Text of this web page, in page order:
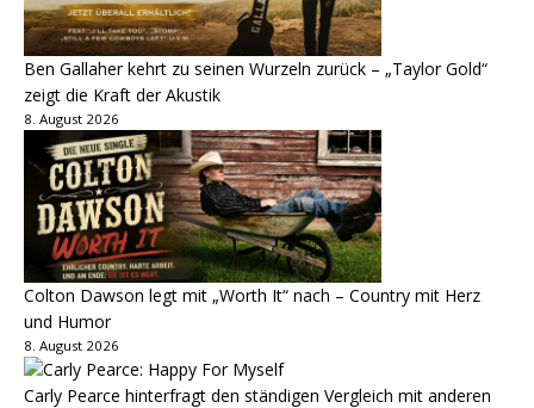
Ben Gallaher kehrt zu seinen Wurzeln zurück – „Taylor Gold“
zeigt die Kraft der Akustik
8. August 2026
Colton Dawson legt mit „Worth It“ nach – Country mit Herz
und Humor
8. August 2026
Carly Pearce hinterfragt den ständigen Vergleich mit anderen